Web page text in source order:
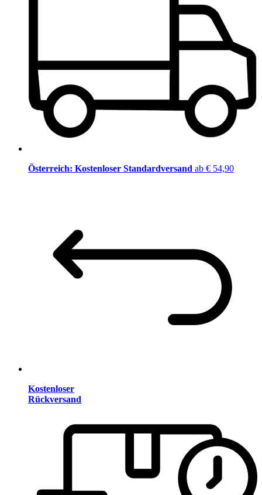
Österreich: Kostenloser Standardversand ab € 54,90
Kostenloser
Rückversand